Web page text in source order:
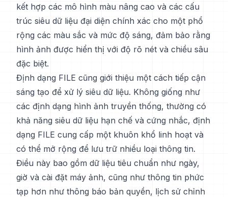
kết hợp các mô hình màu nâng cao và các cấu
trúc siêu dữ liệu đại diện chính xác cho một phổ
rộng các màu sắc và mức độ sáng, đảm bảo rằng
hình ảnh được hiển thị với độ rõ nét và chiều sâu
đặc biệt.
Định dạng FILE cũng giới thiệu một cách tiếp cận
sáng tạo để xử lý siêu dữ liệu. Không giống như
các định dạng hình ảnh truyền thống, thường có
khả năng siêu dữ liệu hạn chế và cứng nhắc, định
dạng FILE cung cấp một khuôn khổ linh hoạt và
có thể mở rộng để lưu trữ nhiều loại thông tin.
Điều này bao gồm dữ liệu tiêu chuẩn như ngày,
giờ và cài đặt máy ảnh, cũng như thông tin phức
tạp hơn như thông báo bản quyền, lịch sử chỉnh